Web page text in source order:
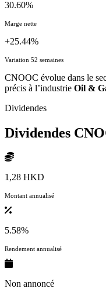
30.60%
Marge nette
+25.44%
Variation 52 semaines
CNOOC évolue dans le
précis à l’industrie Oil &
Dividendes
Dividendes
1,28 HKD
Montant annualisé
5.58%
Rendement annualisé
Non annoncé